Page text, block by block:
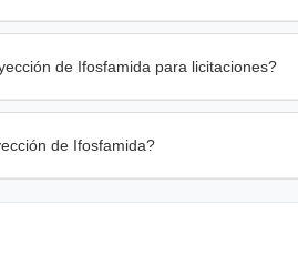
de Ifosfamida para licitaciones?
de Ifosfamida?